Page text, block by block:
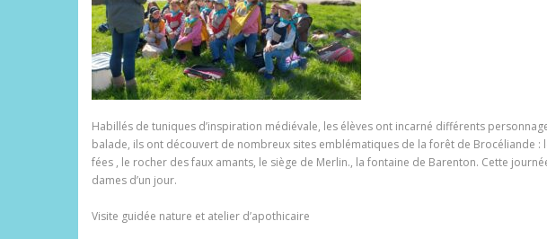
Habillés de tuniques d’inspiration médiévale, les élèves ont incarné différents
balade, ils ont découvert de nombreux sites emblématiques de la forêt de Brocéliande :
fées , le rocher des faux amants, le siège de Merlin., la fontaine de Barenton. Cette
dames d’un jour.
Visite guidée nature et atelier d’apothicaire